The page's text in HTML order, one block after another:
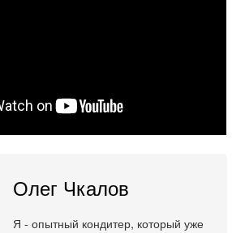
Олег Чкалов
Я - опытный кондитер, который уже